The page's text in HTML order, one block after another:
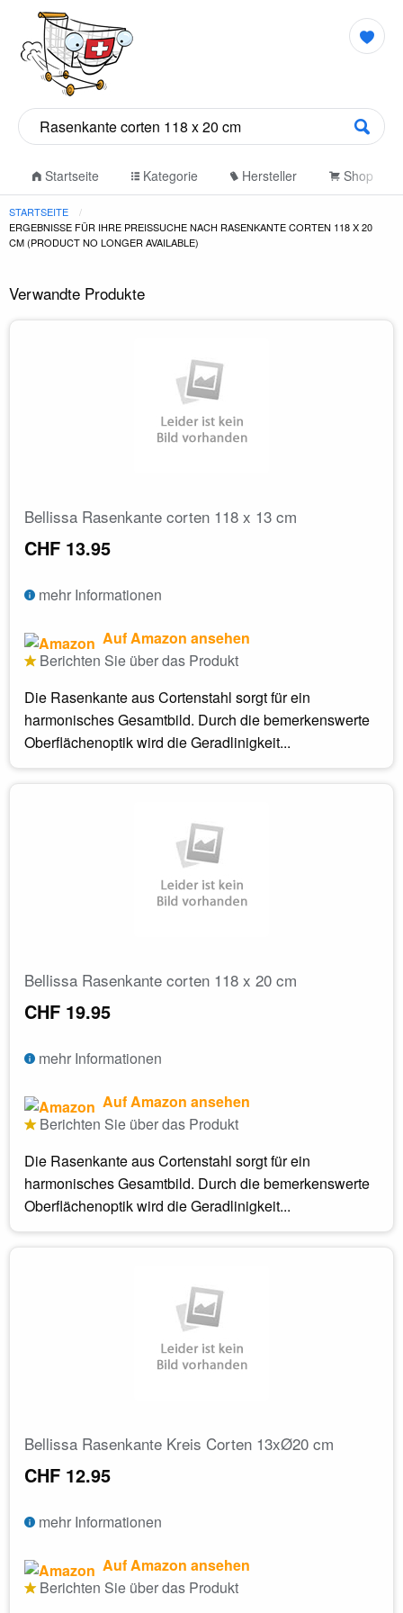
Startseite Kategorie Hersteller Shop
STARTSEITE
ERGEBNISSE FÜR IHRE PREISSUCHE NACH RASENKANTE CORTEN 118 X 20
CM (PRODUCT NO LONGER AVAILABLE)
Verwandte Produkte
Bellissa Rasenkante corten 118 x 13 cm
CHF 13.95
mehr Informationen
Auf Amazon ansehen
Berichten Sie über das Produkt
Die Rasenkante aus Cortenstahl sorgt für ein
harmonisches Gesamtbild. Durch die bemerkenswerte
Oberflächenoptik wird die Geradlinigkeit...
Bellissa Rasenkante corten 118 x 20 cm
CHF 19.95
mehr Informationen
Auf Amazon ansehen
Berichten Sie über das Produkt
Die Rasenkante aus Cortenstahl sorgt für ein
harmonisches Gesamtbild. Durch die bemerkenswerte
Oberflächenoptik wird die Geradlinigkeit...
Bellissa Rasenkante Kreis Corten 13xØ20 cm
CHF 12.95
mehr Informationen
Auf Amazon ansehen
Berichten Sie über das Produkt